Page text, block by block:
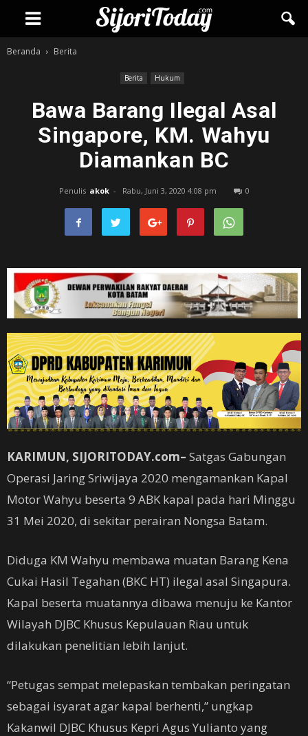
Beranda Berita
Berita Hukum
Bawa Barang Ilegal Asal
Singapore, KM. Wahyu
Diamankan BC
Penulis akok - Rabu, Juni 3, 2020 4:08 pm 0
KARIMUN, SIJORITODAY.com– Satgas Gabungan
Operasi Jaring Sriwijaya 2020 mengamankan Kapal
Motor Wahyu beserta 9 ABK kapal pada hari Minggu
31 Mei 2020, di sekitar perairan Nongsa Batam.
Diduga KM Wahyu membawa muatan Barang Kena
Cukai Hasil Tegahan (BKC HT) ilegal asal Singapura.
Kapal beserta muatannya dibawa menuju ke Kantor
Wilayah DJBC Khusus Kepulauan Riau untuk
dilakukan penelitian lebih lanjut.
“Petugas sempat melepaskan tembakan peringatan
sebagai isyarat agar kapal berhenti,” ungkap
Kakanwil DJBC Khusus Kepri Agus Yulianto yang